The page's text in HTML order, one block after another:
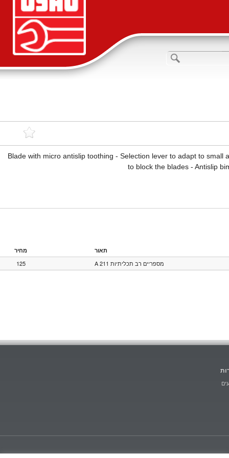
Blade with micro antislip toothing - Selection lever to adapt to small
to block the blades - Antislip
תאור מחיר
מספריים רב תכליתיות 211 A 125